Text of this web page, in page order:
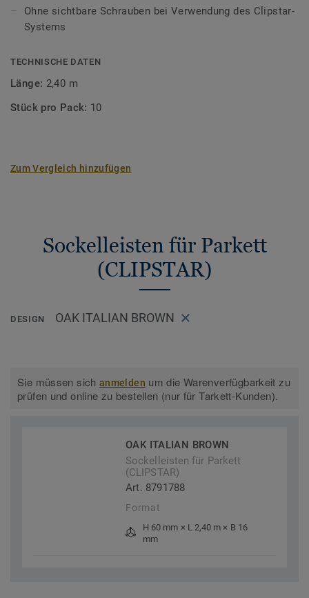
Ohne sichtbare Schrauben bei Verwendung des Clipstar-
Systems
TECHNISCHE DATEN
Länge: 2,40 m
Stück pro Pack: 10
Zum Vergleich hinzufügen
Sockelleisten für Parkett
(CLIPSTAR)
DESIGN OAK ITALIAN BROWN
Sie müssen sichanmelden um die Warenverfügbarkeit zu
prüfen und online zu bestellen (nur für Tarkett-Kunden).
OAK ITALIAN BROWN
Sockelleisten für Parkett
(CLIPSTAR)
Art. 8791788
Format
H 60 mm × L 2,40 m × B 16
mm